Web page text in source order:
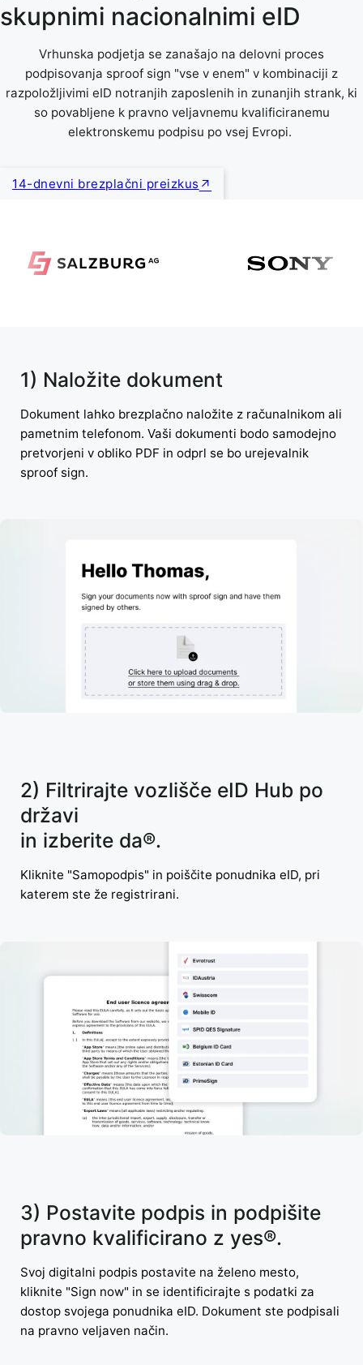
skupnimi nacionalnimi eID
Vrhunska podjetja se zanašajo na delovni proces
podpisovanja sproof sign "vse v enem" v kombinaciji z
razpoložljivimi eID notranjih zaposlenih in zunanjih strank, ki
so povabljene k pravno veljavnemu kvalificiranemu
elektronskemu podpisu po vsej Evropi.
14-dnevni brezplačni preizkus
1) Naložite dokument
Dokument lahko brezplačno naložite z računalnikom ali
pametnim telefonom. Vaši dokumenti bodo samodejno
pretvorjeni v obliko PDF in odprl se bo urejevalnik
sproof sign.
2) Filtrirajte vozlišče eID Hub po
državi
in izberite da®.
Kliknite "Samopodpis" in poiščite ponudnika eID, pri
katerem ste že registrirani.
3) Postavite podpis in podpišite
pravno kvalificirano z yes®.
Svoj digitalni podpis postavite na želeno mesto,
kliknite "Sign now" in se identificirajte s podatki za
dostop svojega ponudnika eID. Dokument ste podpisali
na pravno veljaven način.